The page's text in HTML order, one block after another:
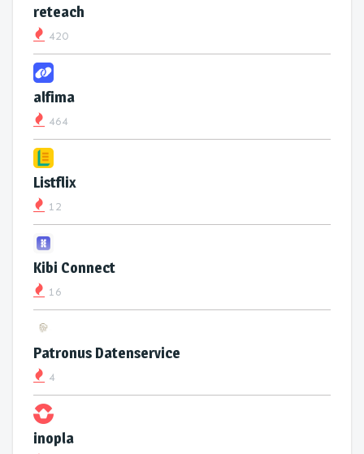
reteach
420
alfima
464
Listflix
12
Kibi Connect
16
Patronus Datenservice
4
inopla